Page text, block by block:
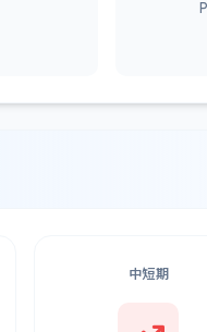
中短期